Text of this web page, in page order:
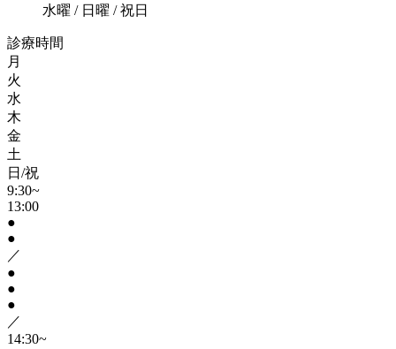
水曜 / 日曜 / 祝日
診療時間
月
火
水
木
金
土
日/祝
9:30~
13:00
●
●
／
●
●
●
／
14:30~